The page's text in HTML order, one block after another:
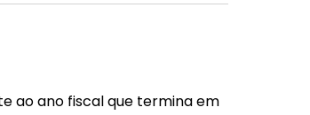
ao ano fiscal que termina em